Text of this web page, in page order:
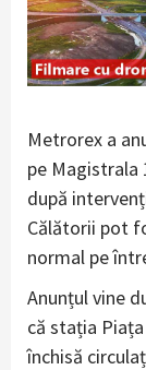
Metrorex a
pe
după
Călătorii pot
normal pe
Anunțul vine
că stația
închisă